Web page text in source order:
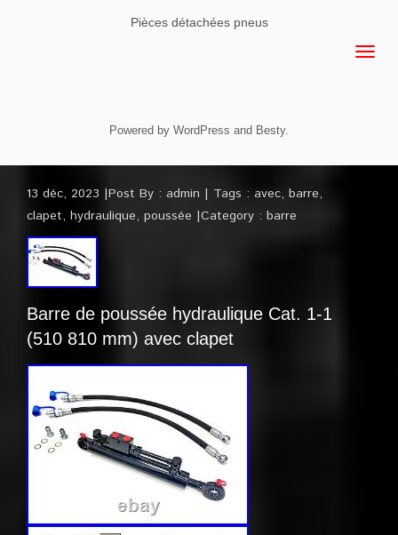
Pièces détachées pneus
Powered by WordPress and Besty.
13 déc, 2023 Post By : admin Tags : avec, barre,
clapet, hydraulique, poussée Category : barre
Barre de poussée hydraulique Cat. 1-1
(510 810 mm) avec clapet